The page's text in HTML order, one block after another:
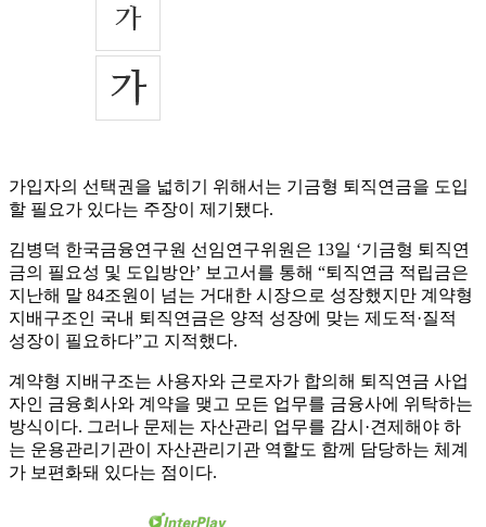
가입자의 선택권을 넓히기 위해서는 기금형 퇴직연금을 도입
할 필요가 있다는 주장이 제기됐다.
김병덕 한국금융연구원 선임연구위원은 13일 ‘기금형 퇴직연
금의 필요성 및 도입방안’ 보고서를 통해 “퇴직연금 적립금은
지난해 말 84조원이 넘는 거대한 시장으로 성장했지만 계약형
지배구조인 국내 퇴직연금은 양적 성장에 맞는 제도적·질적
성장이 필요하다”고 지적했다.
계약형 지배구조는 사용자와 근로자가 합의해 퇴직연금 사업
자인 금융회사와 계약을 맺고 모든 업무를 금융사에 위탁하는
방식이다. 그러나 문제는 자산관리 업무를 감시·견제해야 하
는 운용관리기관이 자산관리기관 역할도 함께 담당하는 체계
가 보편화돼 있다는 점이다.